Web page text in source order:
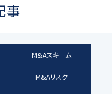
事
M&Aスキーム
M&Aリスク